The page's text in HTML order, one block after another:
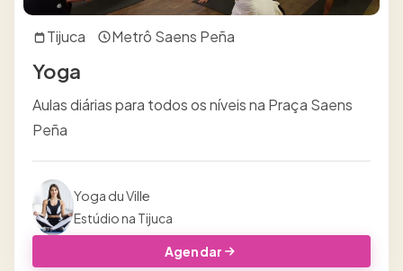
Tijuca Metrô Saens Peña
Yoga
Aulas diárias para todos os níveis na Praça Saens
Peña
Yoga du Ville
Estúdio na Tijuca
Agendar